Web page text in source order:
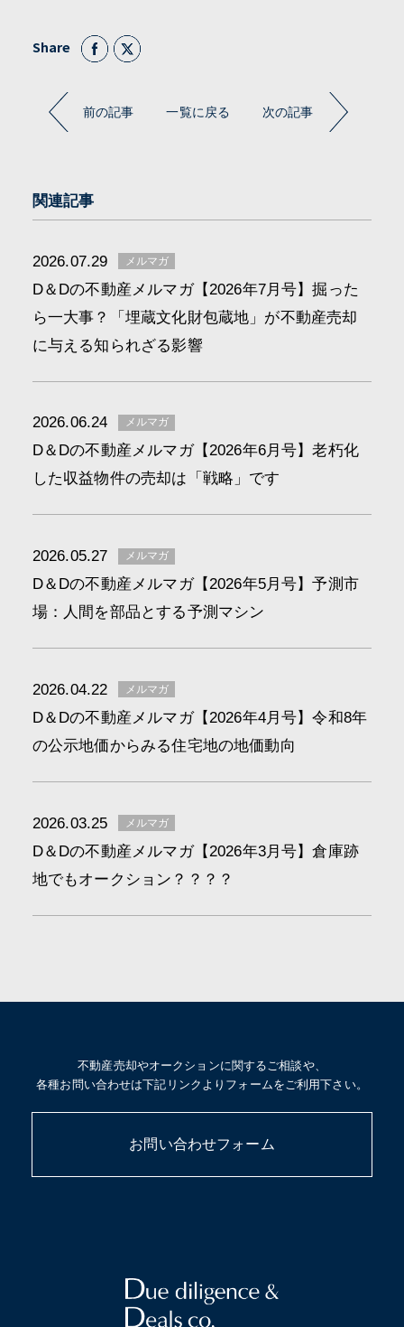
Share
前の記事 一覧に戻る 次の記事
関連記事
2026.07.29 メルマガ
D＆Dの不動産メルマガ【2026年7月号】掘った
ら一大事？「埋蔵文化財包蔵地」が不動産売却
に与える知られざる影響
2026.06.24 メルマガ
D＆Dの不動産メルマガ【2026年6月号】老朽化
した収益物件の売却は「戦略」です
2026.05.27 メルマガ
D＆Dの不動産メルマガ【2026年5月号】予測市
場：人間を部品とする予測マシン
2026.04.22 メルマガ
D＆Dの不動産メルマガ【2026年4月号】令和8年
の公示地価からみる住宅地の地価動向
2026.03.25 メルマガ
D＆Dの不動産メルマガ【2026年3月号】倉庫跡
地でもオークション？？？？
不動産売却やオークションに関するご相談や、
各種お問い合わせは下記リンクよりフォームをご利用下さい。
お問い合わせフォーム